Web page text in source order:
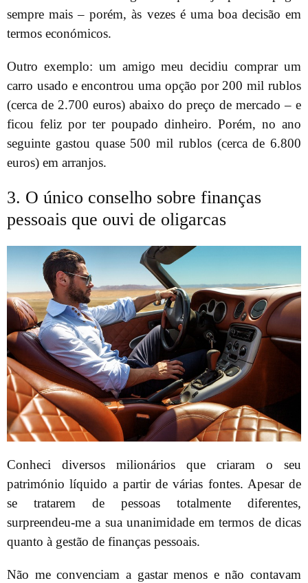
sempre mais – porém, às vezes é uma boa decisão em
termos económicos.
Outro exemplo: um amigo meu decidiu comprar um
carro usado e encontrou uma opção por 200 mil rublos
(cerca de 2.700 euros) abaixo do preço de mercado – e
ficou feliz por ter poupado dinheiro. Porém, no ano
seguinte gastou quase 500 mil rublos (cerca de 6.800
euros) em arranjos.
3. O único conselho sobre finanças
pessoais que ouvi de oligarcas
Conheci diversos milionários que criaram o seu
património líquido a partir de várias fontes. Apesar de
se tratarem de pessoas totalmente diferentes,
surpreendeu-me a sua unanimidade em termos de dicas
quanto à gestão de finanças pessoais.
Não me convenciam a gastar menos e não contavam